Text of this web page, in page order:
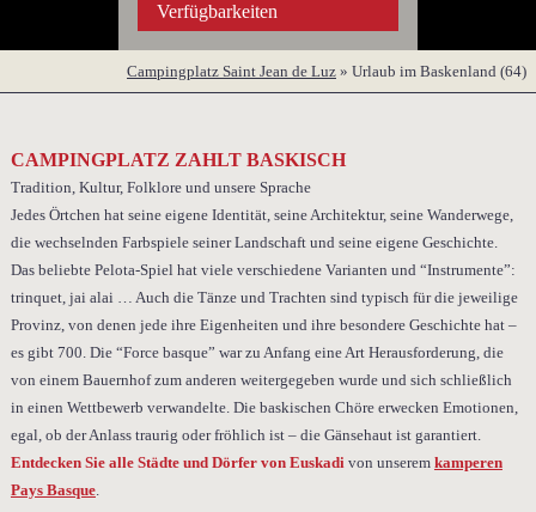
Verfügbarkeiten
Campingplatz Saint Jean de Luz » Urlaub im Baskenland (64)
CAMPINGPLATZ ZAHLT BASKISCH
Tradition, Kultur, Folklore und unsere Sprache
Jedes Örtchen hat seine eigene Identität, seine Architektur, seine Wanderwege,
die wechselnden Farbspiele seiner Landschaft und seine eigene Geschichte.
Das beliebte Pelota-Spiel hat viele verschiedene Varianten und “Instrumente”:
trinquet, jai alai … Auch die Tänze und Trachten sind typisch für die jeweilige
Provinz, von denen jede ihre Eigenheiten und ihre besondere Geschichte hat –
es gibt 700. Die “Force basque” war zu Anfang eine Art Herausforderung, die
von einem Bauernhof zum anderen weitergegeben wurde und sich schließlich
in einen Wettbewerb verwandelte. Die baskischen Chöre erwecken Emotionen,
egal, ob der Anlass traurig oder fröhlich ist – die Gänsehaut ist garantiert.
Entdecken Sie alle Städte und Dörfer von Euskadi von unserem kamperen
Pays Basque.